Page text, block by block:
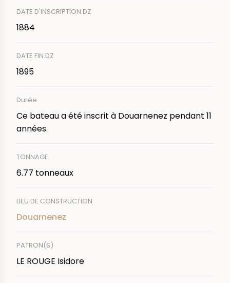
DATE D'INSCRIPTION DZ
1884
DATE FIN DZ
1895
Durée
Ce bateau a été inscrit à Douarnenez pendant 11
années.
TONNAGE
6.77 tonneaux
LIEU DE CONSTRUCTION
Douarnenez
PATRON(S)
LE ROUGE Isidore